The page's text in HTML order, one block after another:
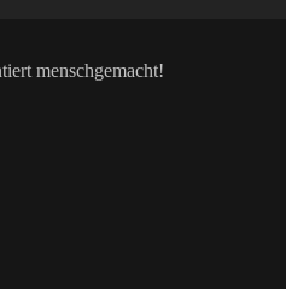
menschgemacht!